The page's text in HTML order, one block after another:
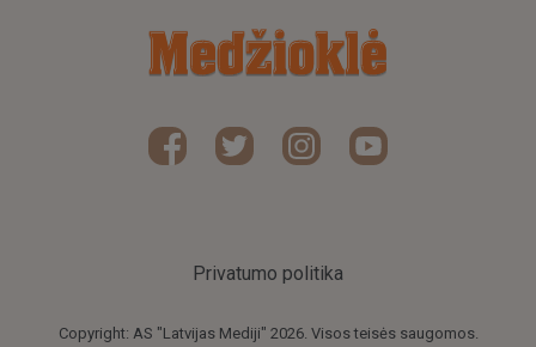
Copyright: AS "Latvijas Mediji" 2026. Visos teisės saugomos.
Privatumo politika